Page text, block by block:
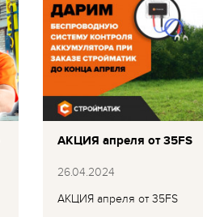
АКЦИЯ апреля от 35FS
26.04.2024
АКЦИЯ апреля от 35FS